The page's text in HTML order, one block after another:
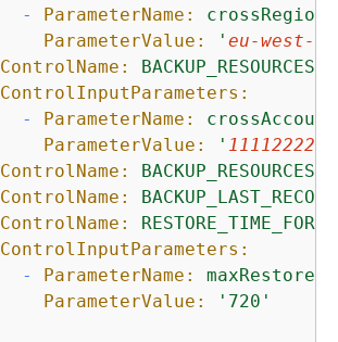
-
ParameterName:
ParameterValue:
' eu-west-2
ControlName:
ControlInputParameters:
-
ParameterName:
ParameterValue:
'
ControlName:
ControlName:
ControlName:
ControlInputParameters:
-
ParameterName:
ParameterValue:
'720'